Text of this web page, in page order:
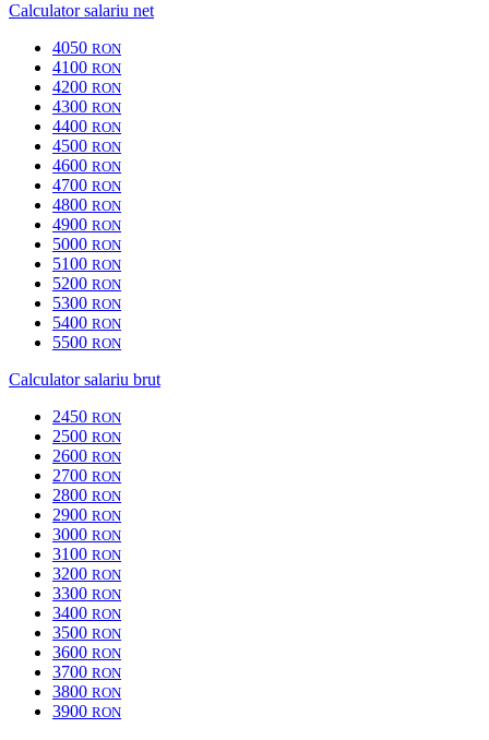
Calculator salariu net
4050 RON
4100 RON
4200 RON
4300 RON
4400 RON
4500 RON
4600 RON
4700 RON
4800 RON
4900 RON
5000 RON
5100 RON
5200 RON
5300 RON
5400 RON
5500 RON
Calculator salariu brut
2450 RON
2500 RON
2600 RON
2700 RON
2800 RON
2900 RON
3000 RON
3100 RON
3200 RON
3300 RON
3400 RON
3500 RON
3600 RON
3700 RON
3800 RON
3900 RON